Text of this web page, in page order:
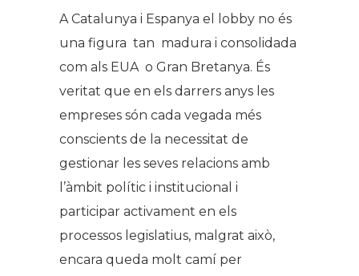
A Catalunya i Espanya el lobby no és
una figura tan madura i consolidada
com als EUA o Gran Bretanya. És
veritat que en els darrers anys les
empreses són cada vegada més
conscients de la necessitat de
gestionar les seves relacions amb
l’àmbit polític i institucional i
participar activament en els
processos legislatius, malgrat això,
encara queda molt camí per